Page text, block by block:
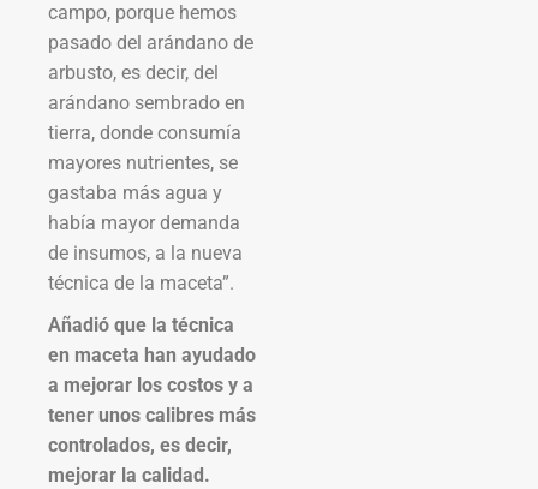
campo, porque hemos
pasado del arándano de
arbusto, es decir, del
arándano sembrado en
tierra, donde consumía
mayores nutrientes, se
gastaba más agua y
había mayor demanda
de insumos, a la nueva
técnica de la maceta”.
Añadió que la técnica
en maceta han ayudado
a mejorar los costos y a
tener unos calibres más
controlados, es decir,
mejorar la calidad.